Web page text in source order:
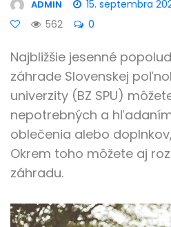
ADMIN
15. septembra
562
0
Najbližšie jesenné
záhrade Slovenskej
univerzity (BZ SPU)
nepotrebných a
oblečenia alebo
Okrem toho môžete aj
záhradu.